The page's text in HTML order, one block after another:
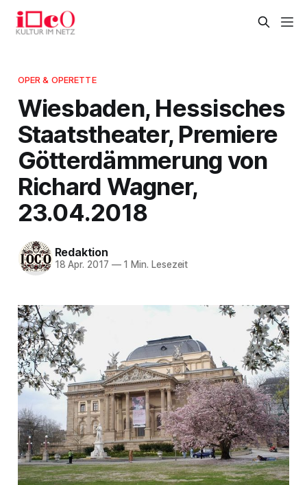
OPER & OPERETTE
Wiesbaden, Hessisches
Staatstheater, Premiere
Götterdämmerung von
Richard Wagner,
23.04.2018
Redaktion
18 Apr. 2017 —1 Min. Lesezeit